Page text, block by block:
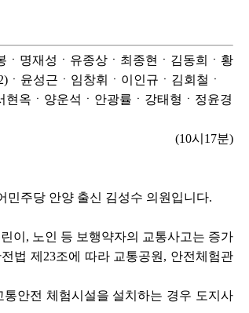
ㆍ명재성ㆍ유종상ㆍ최종현ㆍ김동희ㆍ황
윤성근ㆍ임창휘ㆍ이인규ㆍ김회철ㆍ
옥ㆍ양운석ㆍ안광률ㆍ강태형ㆍ정윤경
(10시17분)
민주당 안양 출신 김성수 의원입니다.
이, 노인 등 보행약자의 교통사고는 증가
법 제23조에 따라 교통공원, 안전체험관
안전 체험시설을 설치하는 경우 도지사